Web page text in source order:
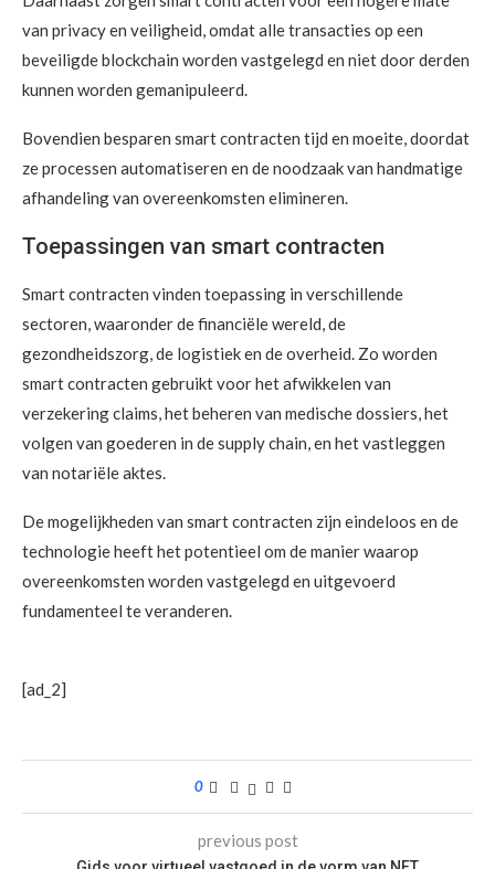
van privacy en veiligheid, omdat alle transacties op een
beveiligde blockchain worden vastgelegd en niet door derden
kunnen worden gemanipuleerd.
Bovendien besparen smart contracten tijd en moeite, doordat
ze processen automatiseren en de noodzaak van handmatige
afhandeling van overeenkomsten elimineren.
Toepassingen van smart contracten
Smart contracten vinden toepassing in verschillende
sectoren, waaronder de financiële wereld, de
gezondheidszorg, de logistiek en de overheid. Zo worden
smart contracten gebruikt voor het afwikkelen van
verzekering claims, het beheren van medische dossiers, het
volgen van goederen in de supply chain, en het vastleggen
van notariële aktes.
De mogelijkheden van smart contracten zijn eindeloos en de
technologie heeft het potentieel om de manier waarop
overeenkomsten worden vastgelegd en uitgevoerd
fundamenteel te veranderen.
[ad_2]
0
previous post